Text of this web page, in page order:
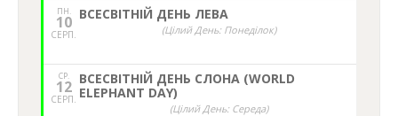
ПН.
10
СЕРП.
ВСЕСВІТНІЙ ДЕНЬ ЛЕВА
(Цілий День: Понеділок)
СР.
12
СЕРП.
ВСЕСВІТНІЙ ДЕНЬ СЛОНА (WORLD
ELEPHANT DAY)
(Цілий День: Середа)